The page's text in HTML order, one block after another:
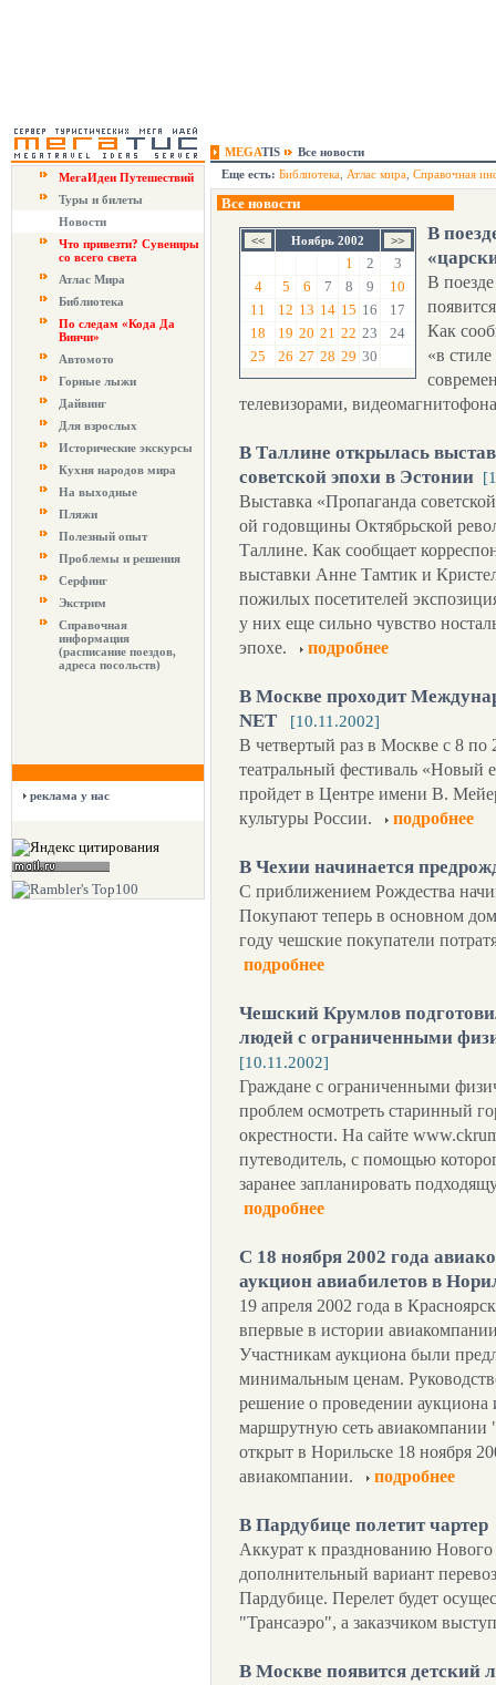
MEGATIS
Все новости
МегаИдеи Путешествий
Туры и билеты
Новости
Что привезти? Сувениры
со всего света
Атлас Мира
Библиотека
По следам «Кода Да
Винчи»
Автомото
Горные лыжи
Дайвинг
Для взрослых
Исторические экскурсы
Кухня народов мира
На выходные
Пляжи
Полезный опыт
Проблемы и решения
Серфинг
Экстрим
Справочная
информация
(расписание поездов,
адреса посольств)
реклама у нас
Еще есть: Библиотека Атлас мира Справочная
Все новости
Ноябрь 2002
1 2
3
4
5 6 7 8 9
10
11
12 13 14 15 16
17
18
19 20 21 22 23
24
25
26 27 28 29 30
В
В
Как
«в
телевизорами,
В Таллине открылась
советской эпохи в Эстонии
Выставка «Пропаганда
ой годовщины Октябрьской
Таллине. Как сообщает
выставки Анне Тамтик и
пожилых посетителей
у них еще сильно чувство
эпохе.
подробнее
В Москве проходит
NET
[10.11.2002]
В четвертый раз в Москве с 8
театральный фестиваль «Новый
пройдет в Центре имени В.
культуры России.
подробнее
В Чехии начинается
С приближением Рождества
Покупают теперь в основном
году чешские покупатели
подробнее
Чешский Крумлов
людей с ограниченными
[10.11.2002]
Граждане с ограниченными
проблем осмотреть старинный
окрестности. На сайте
путеводитель, с помощью
заранее запланировать
подробнее
С 18 ноября 2002 года
аукцион авиабилетов в
19 апреля 2002 года в
впервые в истории
Участникам аукциона были
минимальным ценам.
решение о проведении аукциона
маршрутную сеть
открыт в Норильске 18 ноября
авиакомпании.
подробнее
В Пардубице полетит чартер
Аккурат к празднованию
дополнительный вариант
Пардубице. Перелет будет
"Трансаэро", а заказчиком
В Москве появится детский